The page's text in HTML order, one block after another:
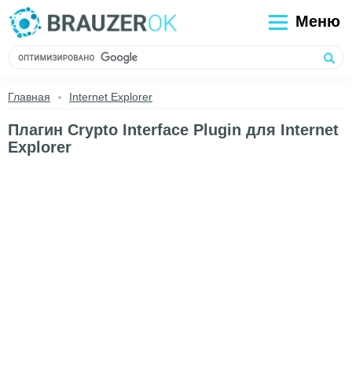
Меню
Главная Internet Explorer
Плагин Сrypto Interface Plugin для Internet
Explorer